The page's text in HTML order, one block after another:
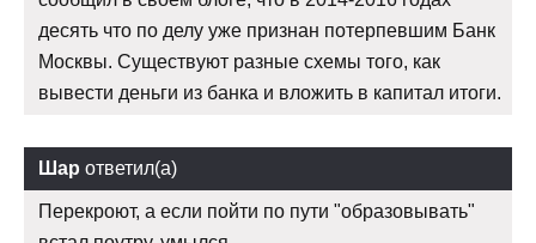
десять что по делу уже признан потерпевшим Банк
Москвы. Существуют разные схемы того, как
вывести деньги из банка и вложить в капитал итоги.
Шар ответил(а)
Перекроют, а если пойти по пути "образовывать"